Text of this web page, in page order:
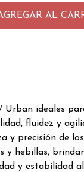
Urban ideales
fluidez y
y precisión de
y hebillas,
y estabilidad